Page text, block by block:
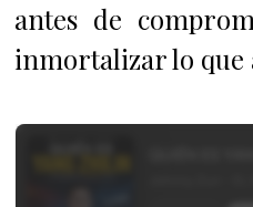
antes de
inmortalizar lo que